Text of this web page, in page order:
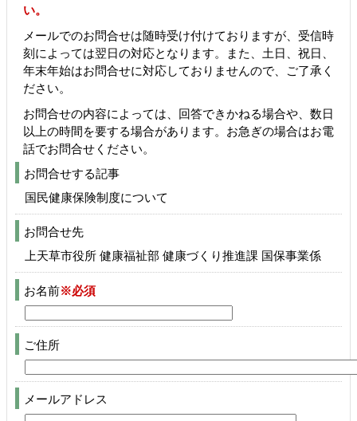
い。
メールでのお問合せは随時受け付けておりますが、受信時
刻によっては翌日の対応となります。また、土日、祝日、
年末年始はお問合せに対応しておりませんので、ご了承く
ださい。
お問合せの内容によっては、回答できかねる場合や、数日
以上の時間を要する場合があります。お急ぎの場合はお電
話でお問合せください。
お問合せする記事
国民健康保険制度について
お問合せ先
上天草市役所 健康福祉部 健康づくり推進課 国保事業係
お名前※必須
ご住所
メールアドレス